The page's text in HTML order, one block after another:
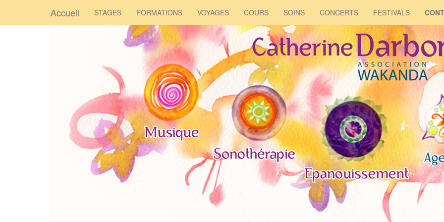
Accueil STAGES FORMATIONS VOYAGES COURS SOINS CONCERTS FESTIVALS